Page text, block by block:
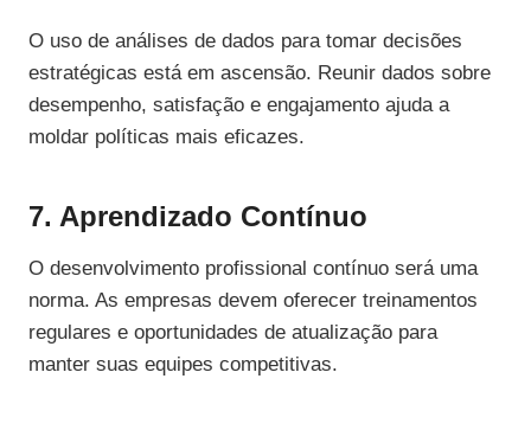
O uso de análises de dados para tomar decisões
estratégicas está em ascensão. Reunir dados sobre
desempenho, satisfação e engajamento ajuda a
moldar políticas mais eficazes.
7. Aprendizado Contínuo
O desenvolvimento profissional contínuo será uma
norma. As empresas devem oferecer treinamentos
regulares e oportunidades de atualização para
manter suas equipes competitivas.